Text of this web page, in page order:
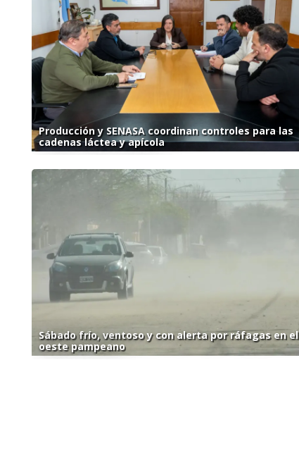
Producción y SENASA coordinan controles para las
cadenas láctea y apícola
Sábado frío, ventoso y con alerta por ráfagas en el
oeste pampeano